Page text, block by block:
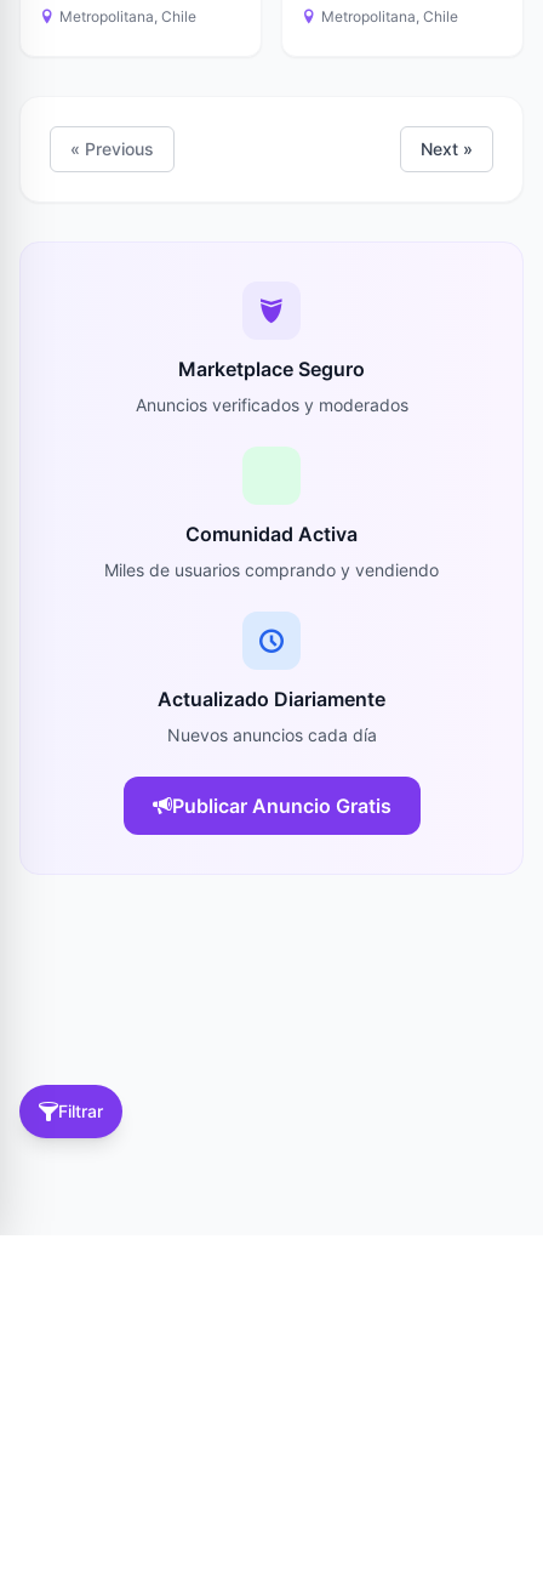
Filtrar
Metropolitana, Chile Metropolitana, Chile
« Previous Next »
Marketplace Seguro
Anuncios verificados y moderados
Comunidad Activa
Miles de usuarios comprando y vendiendo
Actualizado Diariamente
Nuevos anuncios cada día
Publicar Anuncio Gratis